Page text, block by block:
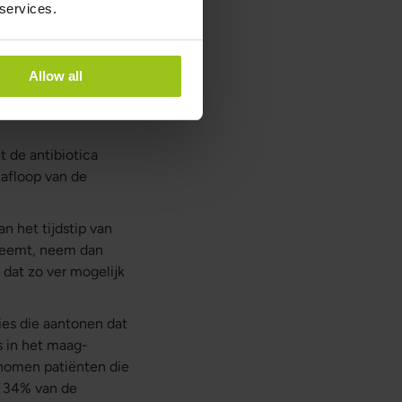
Allow all
de algehele
de
van de
van
de antibiotica
van de
het tijdstip van
neem dan
zo ver mogelijk
die aantonen dat
in het maag-
patiënten die
van de